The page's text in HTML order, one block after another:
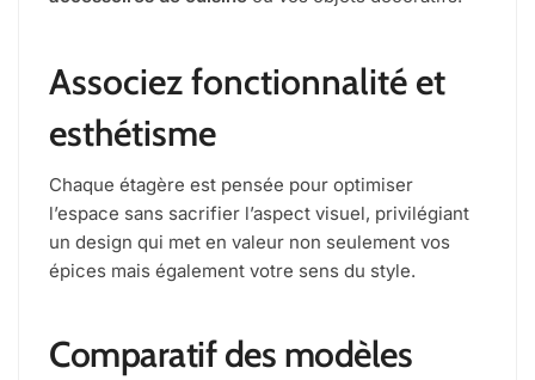
Associez fonctionnalité et
esthétisme
Chaque étagère est pensée pour optimiser
l’espace sans sacrifier l’aspect visuel, privilégiant
un design qui met en valeur non seulement vos
épices mais également votre sens du style.
Comparatif des modèles